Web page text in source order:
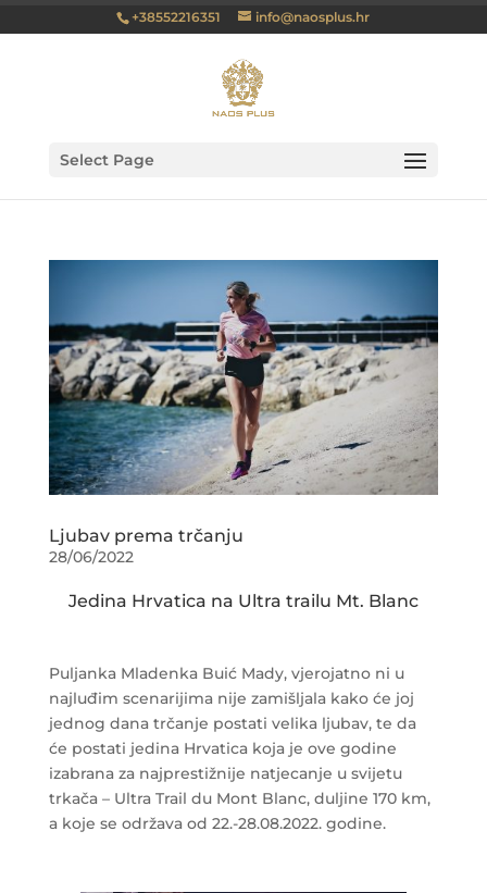
+38552216351 info@naosplus.hr
Select Page
Ljubav prema trčanju
28/06/2022
Jedina Hrvatica na Ultra trailu Mt. Blanc
Puljanka Mladenka Buić Mady, vjerojatno ni u
najluđim scenarijima nije zamišljala kako će joj
jednog dana trčanje postati velika ljubav, te da
će postati jedina Hrvatica koja je ove godine
izabrana za najprestižnije natjecanje u svijetu
trkača – Ultra Trail du Mont Blanc, duljine 170 km,
a koje se održava od 22.-28.08.2022. godine.